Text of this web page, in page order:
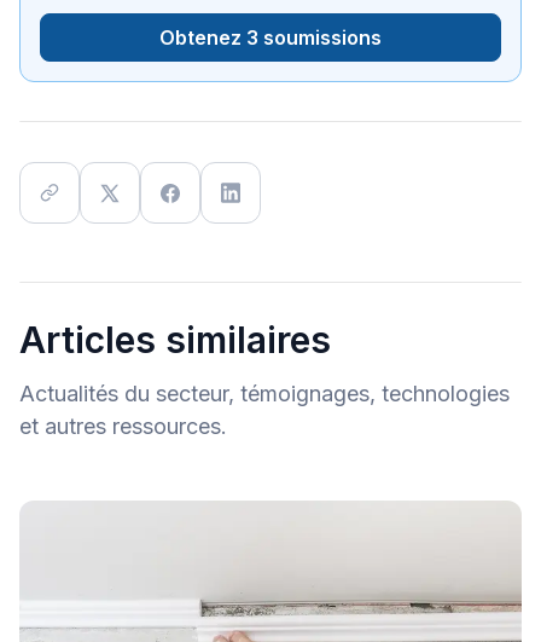
Obtenez 3 soumissions
Articles similaires
Actualités du secteur, témoignages, technologies
et autres ressources.